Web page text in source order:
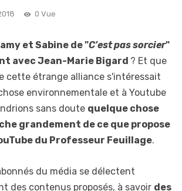
0 Vue
et Sabine de "C'est pas sorcier"
avec Jean-Marie Bigard ? Et que
cette étrange alliance s'intéressait
environnementale et à Youtube
sans doute quelque chose
grandement de ce que propose
du Professeur Feuillage.
du média se délectent
des contenus proposés, à savoir des